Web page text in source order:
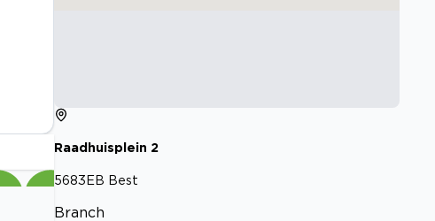
Raadhuisplein 2
5683EB Best
Branch